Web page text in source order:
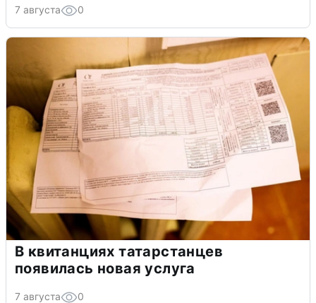
7 августа 0
В квитанциях татарстанцев
появилась новая услуга
7 августа 0